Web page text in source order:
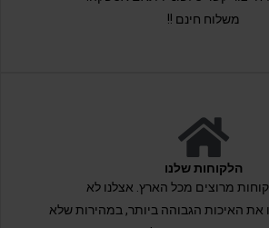
משלוח חינם !!
הלקוחות שלנו
לקוחות מרוצים מכל הארץ. אצלנו לא
האיכות הגבוהה ביותר, במהירות שלא